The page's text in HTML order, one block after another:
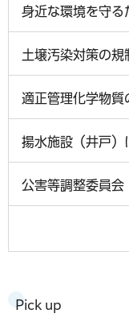
身近な環境を守る
土壌汚染対策の規
適正管理化学物質
揚水施設（井戸）
公害等調整委員会
Pick up